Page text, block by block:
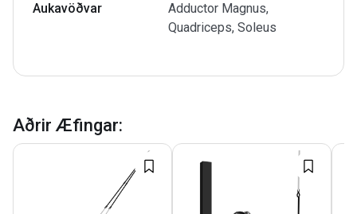
Aukavöðvar
Adductor Magnus,
Quadriceps, Soleus
Aðrir Æfingar: